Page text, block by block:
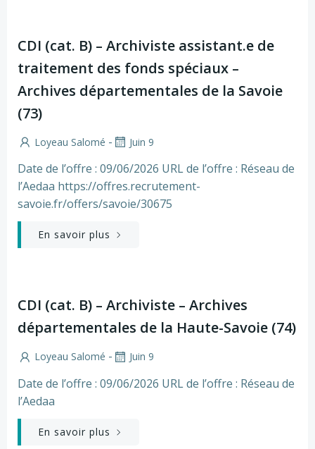
CDI (cat. B) – Archiviste assistant.e de
traitement des fonds spéciaux –
Archives départementales de la Savoie
(73)
Loyeau Salomé - Juin 9
Date de l’offre : 09/06/2026 URL de l’offre : Réseau de
l’Aedaa https://offres.recrutement-
savoie.fr/offers/savoie/30675
En savoir plus
CDI (cat. B) – Archiviste – Archives
départementales de la Haute-Savoie (74)
Loyeau Salomé - Juin 9
Date de l’offre : 09/06/2026 URL de l’offre : Réseau de
l’Aedaa
En savoir plus